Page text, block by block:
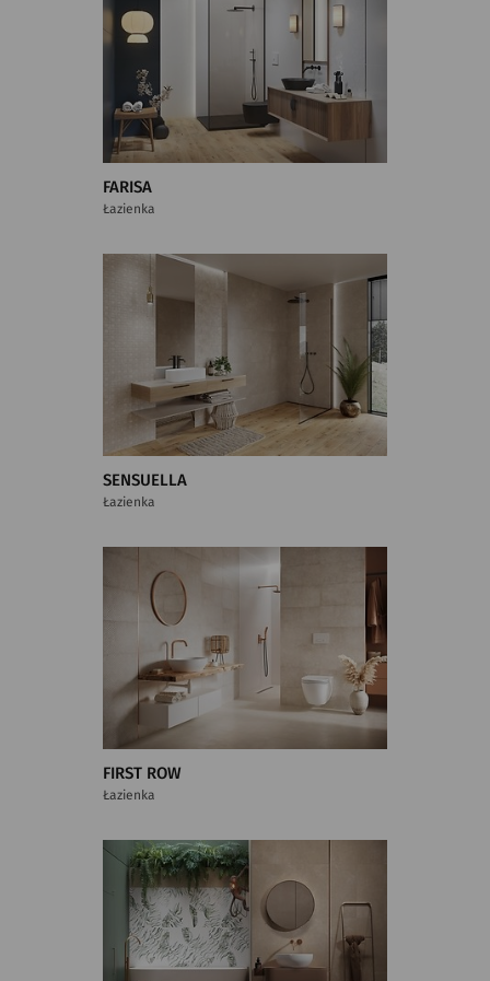
FARISA
Łazienka
SENSUELLA
Łazienka
FIRST ROW
Łazienka